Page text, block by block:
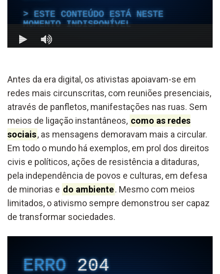
Antes da era digital, os ativistas apoiavam-se em
redes mais circunscritas, com reuniões presenciais,
através de panfletos, manifestações nas ruas. Sem
meios de ligação instantâneos, como as redes
sociais, as mensagens demoravam mais a circular.
Em todo o mundo há exemplos, em prol dos direitos
civis e políticos, ações de resistência a ditaduras,
pela independência de povos e culturas, em defesa
de minorias e do ambiente. Mesmo com meios
limitados, o ativismo sempre demonstrou ser capaz
de transformar sociedades.